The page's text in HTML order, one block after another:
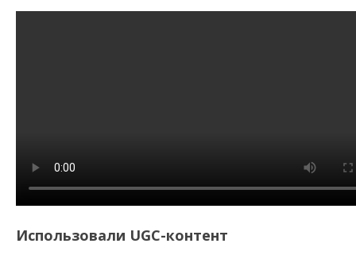
Использовали UGC-контент